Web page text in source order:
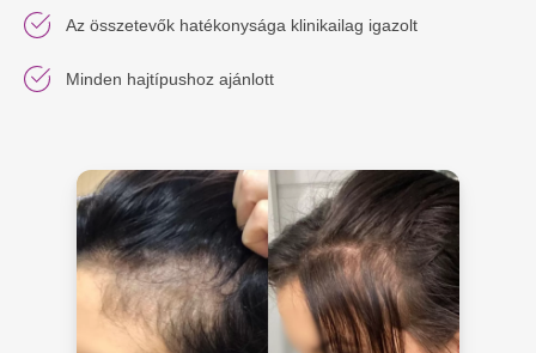
Az összetevők hatékonysága klinikailag igazolt
Minden hajtípushoz ajánlott